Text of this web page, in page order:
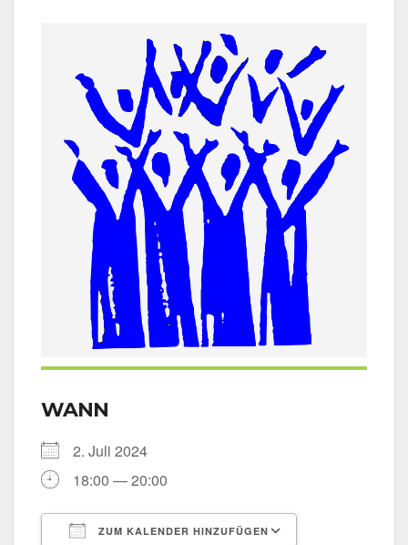
WANN
2. Juli 2024
18:00 — 20:00
ZUM KALENDER HINZUFÜGEN